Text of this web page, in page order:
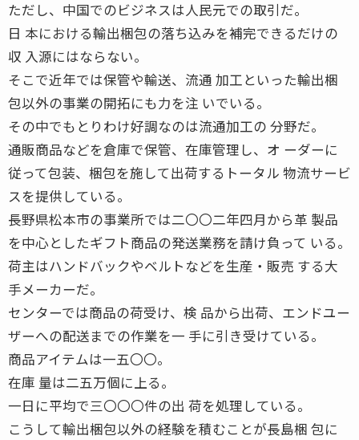
ただし、中国でのビジネスは人民元での取引だ。
日 本における輸出梱包の落ち込みを補完できるだけの
収 入源にはならない。
そこで近年では保管や輸送、流通 加工といった輸出梱
包以外の事業の開拓にも力を注 いでいる。
その中でもとりわけ好調なのは流通加工の 分野だ。
通販商品などを倉庫で保管、在庫管理し、オ ーダーに
従って包装、梱包を施して出荷するトータル 物流サービ
スを提供している。
長野県松本市の事業所では二〇〇二年四月から革 製品
を中心としたギフト商品の発送業務を請け負って いる。
荷主はハンドバックやベルトなどを生産・販売 する大
手メーカーだ。
センターでは商品の荷受け、検 品から出荷、エンドユー
ザーへの配送までの作業を一 手に引き受けている。
商品アイテムは一五〇〇。
在庫 量は二五万個に上る。
一日に平均で三〇〇〇件の出 荷を処理している。
こうして輸出梱包以外の経験を積むことが長島梱 包に